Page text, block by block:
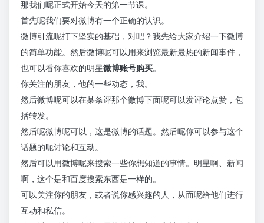
那我们呢正式开始今天的第一节课。
首先呢我们要对微博有一个正确的认识。
微博引流呢打下坚实的基础，对吧？我先给大家介绍一下微博
的简单功能。然后微博呢可以用来浏览最新最热的新闻事件，
也可以看你喜欢的明星微博账号购买。
你关注的朋友，他的一些动态，我。
然后微博呢可以在某条评那个微博下面呢可以发评论点赞，包
括转发。
然后呢微博呢可以，这是微博的话题。然后呢你可以参与这个
话题的呃讨论和互动。
然后可以用微博呢来搜索一些你想知道的事情。明星啊、新闻
啊，这个是和百度搜索东西是一样的。
可以关注你的朋友，或者说你感兴趣的人，从而呢给他们进行
互动和私信。